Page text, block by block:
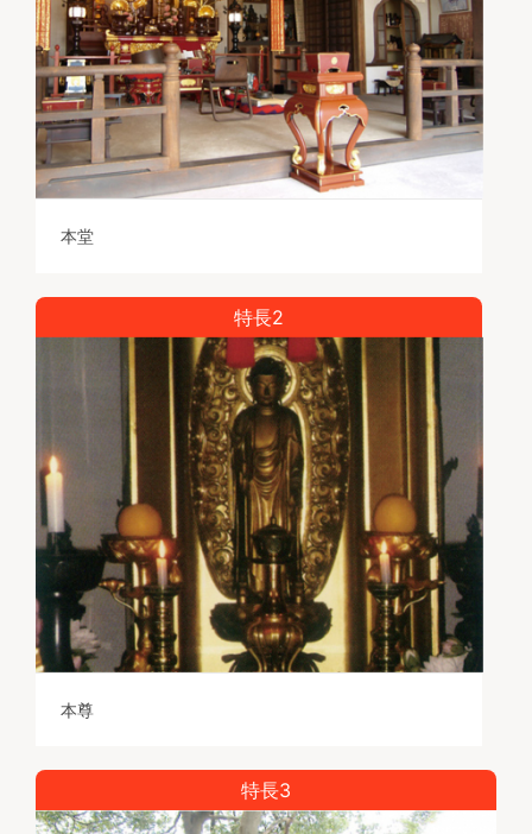
【価格について】
一区画 永代使用料 2,100,000円より
本堂
特長2
本尊
特長3